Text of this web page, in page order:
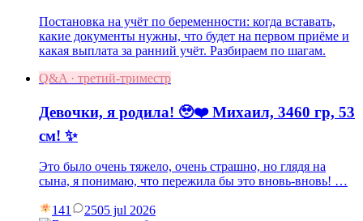
Постановка на учёт по беременности: когда вставать,
какие документы нужны, что будет на первом приёме и
какая выплата за ранний учёт. Разбираем по шагам.
Q&A · третий-триместр
Девочки, я родила! 🥹❤️ Михаил, 3460 гр, 53
см! ✨
Это было очень тяжело, очень страшно, но глядя на
сына, я понимаю, что пережила бы это вновь-вновь! …
141 2505 jul 2026